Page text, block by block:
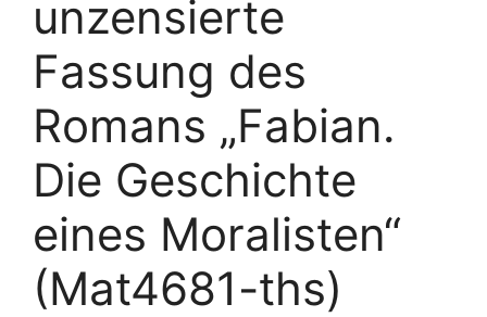
unzensierte
Fassung des
Romans „Fabian.
Die Geschichte
eines Moralisten“
(Mat4681-ths)